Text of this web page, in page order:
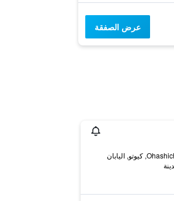
عرض الصفقة